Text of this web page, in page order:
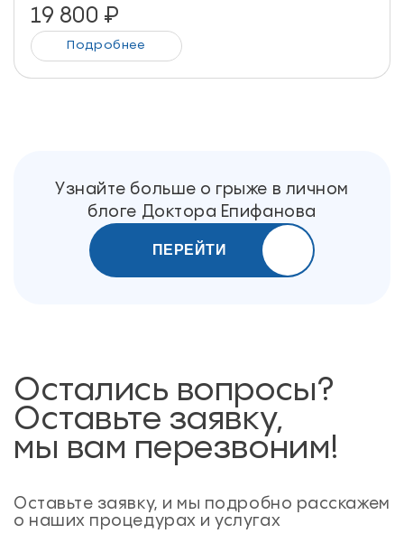
19 800 ₽
Подробнее
Узнайте больше о грыже в личном
блоге Доктора Епифанова
ПЕРЕЙТИ
Остались вопросы?
Оставьте заявку,
мы вам перезвоним!
Оставьте заявку, и мы подробно расскажем
о наших процедурах и услугах